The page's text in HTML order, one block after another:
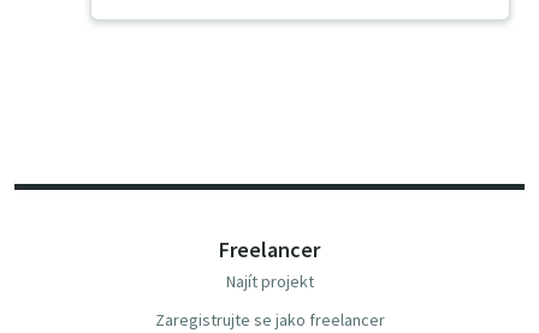
Freelancer
Najít projekt
Zaregistrujte se jako freelancer